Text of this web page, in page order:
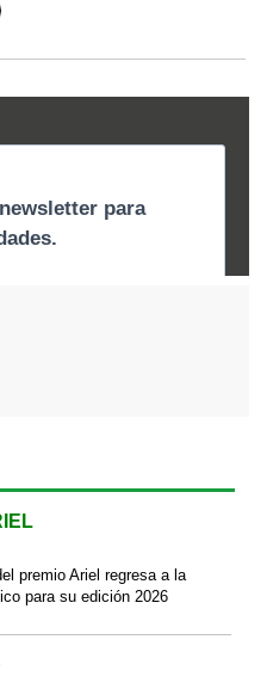
premio Ariel regresa a la
para su edición 2026